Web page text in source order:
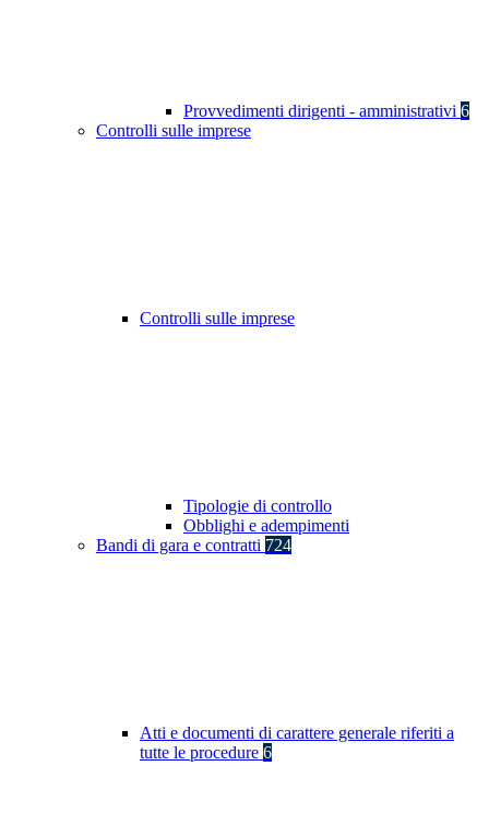
Provvedimenti dirigenti - amministrativi 6
Controlli sulle imprese
Controlli sulle imprese
Tipologie di controllo
Obblighi e adempimenti
Bandi di gara e contratti 724
Atti e documenti di carattere generale riferiti a
tutte le procedure 6